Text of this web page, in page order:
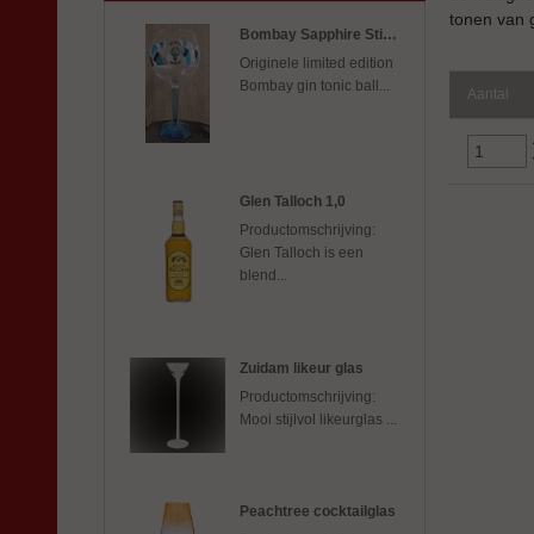
tonen van
Aantal
Bombay Sapphire Stir creativity Balloon glass
Originele limited edition
Bombay gin tonic ball...
Glen Talloch 1,0
Productomschrijving:
Glen Talloch is een
blend...
Zuidam likeur glas
Productomschrijving:
Mooi stijlvol likeurglas ...
Peachtree cocktailglas